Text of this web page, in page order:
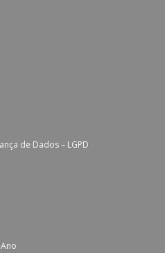
de Dados – LGPD